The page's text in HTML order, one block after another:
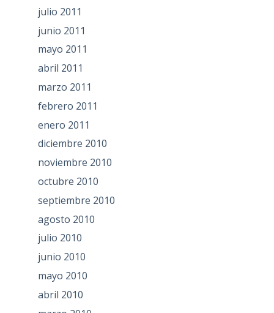
julio 2011
junio 2011
mayo 2011
abril 2011
marzo 2011
febrero 2011
enero 2011
diciembre 2010
noviembre 2010
octubre 2010
septiembre 2010
agosto 2010
julio 2010
junio 2010
mayo 2010
abril 2010